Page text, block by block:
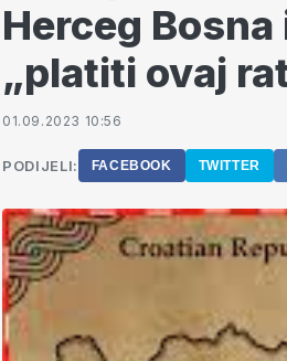
Herceg
„platiti ovaj
01.09.2023 10:56
PODIJELI: FACEBOOK TWITTER